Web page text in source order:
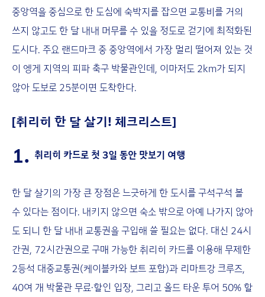
중앙역을 중심으로 한 도심에 숙박지를 잡으면 교통비를 거의
쓰지 않고도 한 달 내내 머무를 수 있을 정도로 걷기에 최적화된
도시다. 주요 랜드마크 중 중앙역에서 가장 멀리 떨어져 있는 것
이 엥게 지역의 피파 축구 박물관인데, 이마저도 2km가 되지
않아 도보로 25분이면 도착한다.
[취리히 한 달 살기! 체크리스트]
1. 취리히 카드로 첫 3일 동안 맛보기 여행
한 달 살기의 가장 큰 장점은 느긋하게 한 도시를 구석구석 볼
수 있다는 점이다. 내키지 않으면 숙소 밖으로 아예 나가지 않아
도 되니 한 달 내내 교통권을 구입해 쓸 필요는 없다. 대신 24시
간권, 72시간권으로 구매 가능한 취리히 카드를 이용해 무제한
2등석 대중교통권(케이블카와 보트 포함)과 리마트강 크루즈,
40여 개 박물관 무료·할인 입장, 그리고 올드 타운 투어 50% 할